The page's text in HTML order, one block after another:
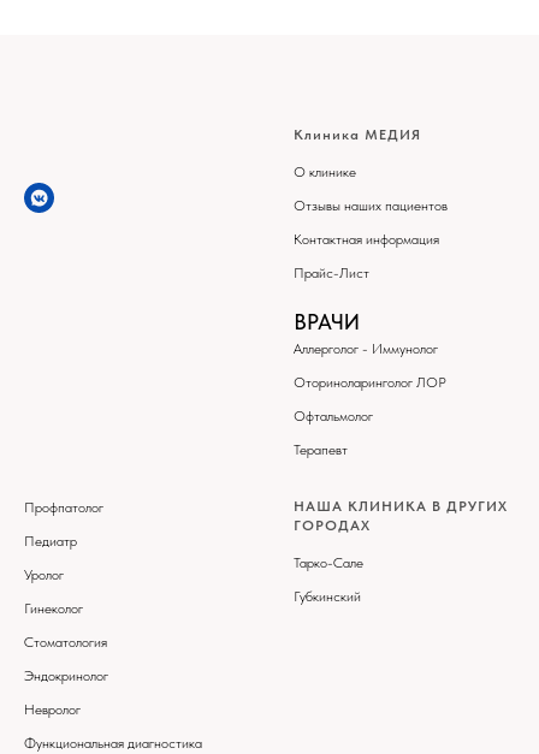
Клиника МЕДИЯ
О клинике
Отзывы наших пациентов
Контактная информация
Прайс-Лист
ВРАЧИ
Аллерголог - Иммунолог
Оториноларинголог ЛОР
Офтальмолог
Терапевт
Профпатолог
Педиатр
Уролог
Гинеколог
Стоматология
Эндокринолог
Невролог
Функциональная диагностика
НАША КЛИНИКА В ДРУГИХ
ГОРОДАХ
Тарко-Сале
Губкинский